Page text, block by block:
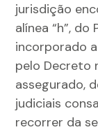
jurisdição
alínea “h”,
incorporado
pelo Decreto
assegurado,
judiciais
recorrer da